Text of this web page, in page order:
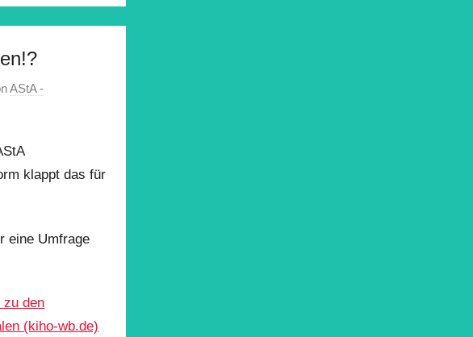
AStA -
klappt das für
eine Umfrage
zu den
(kiho-wb.de)